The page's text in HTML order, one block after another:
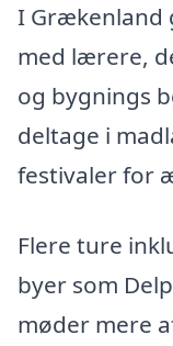
I Grækenland
med lærere,
og bygnings
deltage i
festivaler for
Flere ture
byer som
møder mere